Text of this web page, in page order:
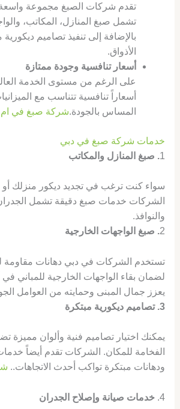
تقدم شركات الصبغ مجموعة
تشمل صبغ المنازل، المكاتب،
بالإضافة إلى تنفيذ تصاميم
الأذواق.
أسعار تنافسية وجودة ممتازة
على الرغم من مستوى الخدمة
أسعاراً تنافسية تتناسب مع
المساس بالجودة.شركة صبغ في ام
خدمات شركة صبغ في دبي
1. صبغ المنازل والمكاتب
سواء كنت ترغب في تجديد ديكور منزلك أو
الشركات خدمات صبغ دقيقة تشمل
والنوافذ.
2. صبغ الواجهات الخارجية
تستخدم الشركات في دبي دهانات مقاومة
لضمان بقاء الواجهات الخارجية للمباني في
يعزز جمال المبنى وحمايته من العوامل
3. تصاميم ديكورية مبتكرة
يمكنك اختيار تصاميم فنية وألوان
الفخامة للمكان. الشركات تقدم أيضاً خدمات
ودهانات مبتكرة تواكب أحدث الاتجاهات..
4. خدمات صيانة وإصلاح الجدران